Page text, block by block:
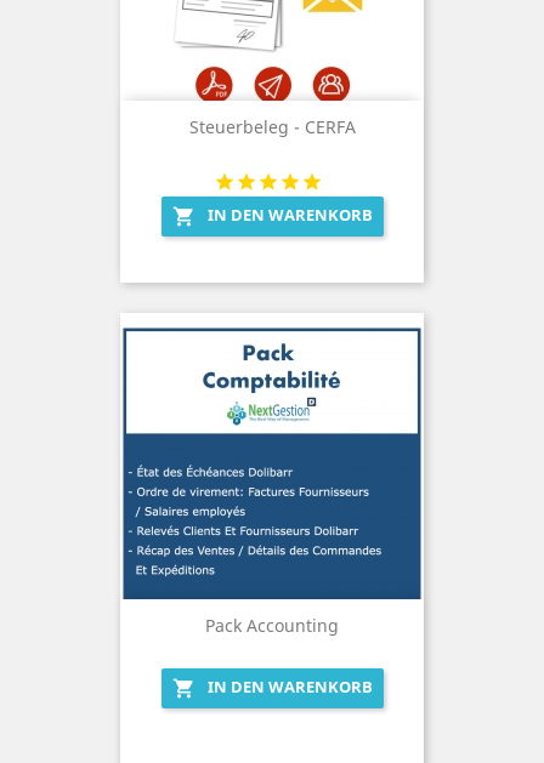
Steuerbeleg - CERFA
 IN DEN WARENKORB
Pack Accounting
 IN DEN WARENKORB